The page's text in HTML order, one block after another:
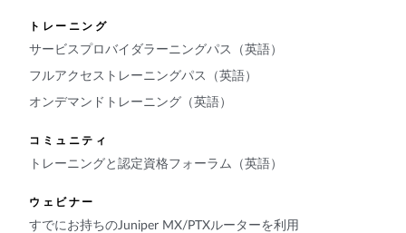
トレーニング
サービスプロバイダラーニングパス（英語）
フルアクセストレーニングパス（英語）
オンデマンドトレーニング（英語）
コミュニティ
トレーニングと認定資格フォーラム（英語）
ウェビナー
すでにお持ちのJuniper MX/PTXルーターを利用